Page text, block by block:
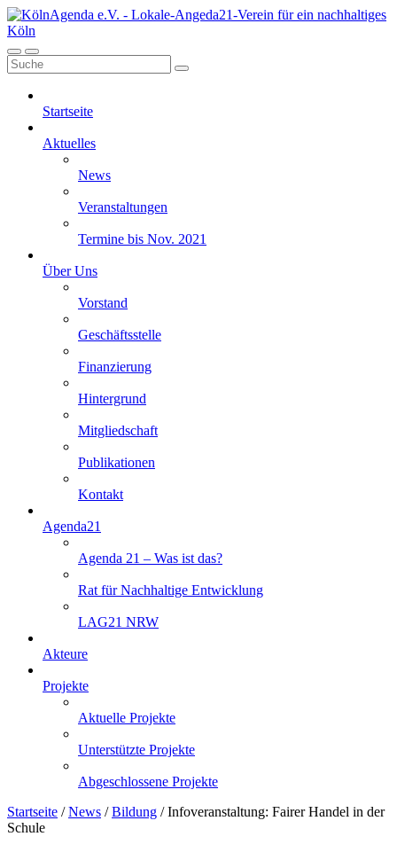
Startseite
Aktuelles
News
Veranstaltungen
Termine bis Nov. 2021
Über Uns
Vorstand
Geschäftsstelle
Finanzierung
Hintergrund
Mitgliedschaft
Publikationen
Kontakt
Agenda21
Agenda 21 – Was ist das?
Rat für Nachhaltige Entwicklung
LAG21 NRW
Akteure
Projekte
Aktuelle Projekte
Unterstützte Projekte
Abgeschlossene Projekte
Startseite /News /Bildung /Infoveranstaltung: Fairer Handel in der
Schule